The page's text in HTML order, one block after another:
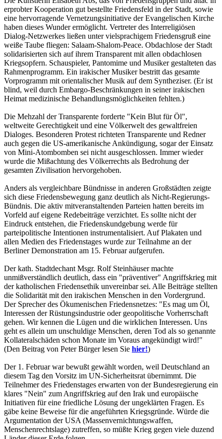
erprobter Kooperation gut bestellte Friedensfeld in der Stadt, sowie
eine hervorragende Vernetzungsinitiative der Evangelischen Kirche
haben dieses Wunder ermöglicht. Vertreter des Interreligiösen
Dialog-Netzwerkes ließen unter vielsprachigem Friedensgruß eine
weiße Taube fliegen: Salaam-Shalom-Peace. Obdachlose der Stadt
solidarisierten sich auf ihrem Transparent mit allen obdachlosen
Kriegsopfern. Schauspieler, Pantomime und Musiker gestalteten das
Rahmenprogramm. Ein irakischer Musiker bestritt das gesamte
Vorprogramm mit orientalischer Musik auf dem Syntheziser. (Er ist
blind, weil durch Embargo-Beschränkungen in seiner irakischen
Heimat medizinische Behandlungsmöglichkeiten fehlten.)
Die Mehzahl der Transparente forderte "Kein Blut für Öl",
weltweite Gerechtigkeit und eine Völkerwelt des gewaltfreien
Dialoges. Besonderen Protest richteten Transparente und Redner
auch gegen die US-amerikanische Ankündigung, sogar der Einsatz
von Mini-Atombomben sei nicht ausgeschlossen. Immer wieder
wurde die Mißachtung des Völkerrechts als Bedrohung der
gesamten Zivilisation hervorgehoben.
Anders als vergleichbare Bündnisse in anderen Großstädten zeigte
sich diese Friedensbewegung ganz deutlich als Nicht-Regierungs-
Bündnis. Die aktiv mitveranstaltenden Parteien hatten bereits im
Vorfeld auf eigene Redebeiträge verzichtet. Es sollte nicht der
Eindruck entstehen, die Friedenskundgebung werde für
parteipolitische Intentionen instrumentalisiert. Auf Plakaten und
allen Medien des Friedenstages wurde zur Teilnahme an der
Berliner Demonstration am 15. Februar aufgerufen.
Der kath. Stadtdechant Msgr. Rolf Steinhäuser machte
unmißverständlich deutlich, dass ein "präventiver" Angriffskrieg mit
der katholischen Friedensethik unvereinbar sei. Alle Beiträge stellten
die Solidarität mit den irakischen Menschen in den Vordergrund.
Der Sprecher des Ökumenischen Friedensnetzes: "Es mag um Öl,
Interessen der Rüstungsindustrie oder geopolitische Vorherrschaft
gehen. Wir kennen die Lügen und die wirklichen Interessen. Uns
geht es allein um unschuldige Menschen, deren Tod als so genannte
Kollateralschäden schon Monate im Voraus angekündigt wird!"
(Den Beitrag von Peter Bürger lesen Sie hier!)
Der 1. Februar war bewußt gewählt worden, weil Deutschland an
diesem Tag den Vorsitz im UN-Sicherheitsrat übernimmt. Die
Teilnehmer des Friedenstages erwarten von der Bundesregierung ein
klares "Nein" zum Angriffskrieg auf den Irak und europäische
Initiativen für eine friedliche Lösung der ungeklärten Fragen. Es
gäbe keine Beweise für die angeführten Kriegsgründe. Würde die
Argumentation der USA (Massenvernichtungswaffen,
Menschenrechtslage) zutreffen, so müßte Krieg gegen viele duzend